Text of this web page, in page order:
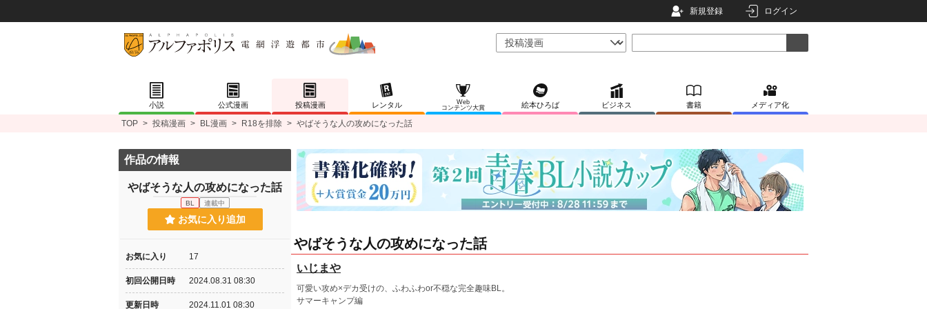
新規登録 ログイン
小説 公式漫画 投稿漫画 レンタル
Web
コンテンツ大賞
絵本ひろば ビジネス 書籍 メディア化
TOP > 投稿漫画 > BL漫画 > R18を排除 > やばそうな人の攻めになった話
やばそうな人の攻めになった話
いじまや
可愛い攻め×デカ受けの、ふわふわor不穏な完全趣味BL。
サマーキャンプ編
作品の情報
やばそうな人の攻めになった話
BL 連載中
お気に入り追加
お気に入り 17
初回公開日時 2024.08.31 08:30
更新日時 2024.11.01 08:30